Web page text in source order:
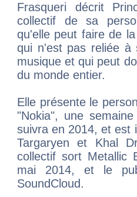
Frasqueri décrit
collectif de sa
qu'elle peut faire de
qui n'est pas reliée à
musique et qui peut
du monde entier.
Elle présente le
"Nokia", une
suivra en 2014, et est
Targaryen et Khal
collectif sort Metallic
mai 2014, et le
SoundCloud.